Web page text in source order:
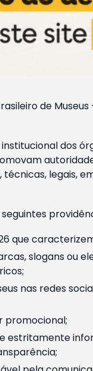
de
dos
legais,
que
slogans ou
nas redes
promocional;
estritamente